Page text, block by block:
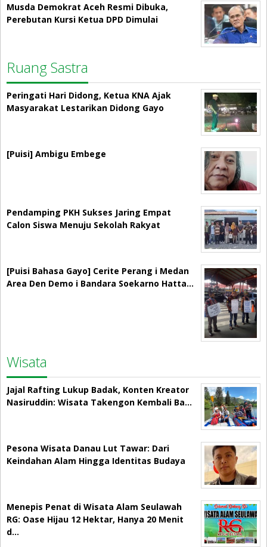
Musda Demokrat Aceh Resmi Dibuka,
Perebutan Kursi Ketua DPD Dimulai
Ruang Sastra
Peringati Hari Didong, Ketua KNA Ajak
Masyarakat Lestarikan Didong Gayo
[Puisi] Ambigu Embege
Pendamping PKH Sukses Jaring Empat
Calon Siswa Menuju Sekolah Rakyat
[Puisi Bahasa Gayo] Cerite Perang i Medan
Area Den Demo i Bandara Soekarno Hatta…
Wisata
Jajal Rafting Lukup Badak, Konten Kreator
Nasiruddin: Wisata Takengon Kembali Ba…
Pesona Wisata Danau Lut Tawar: Dari
Keindahan Alam Hingga Identitas Budaya
Menepis Penat di Wisata Alam Seulawah
RG: Oase Hijau 12 Hektar, Hanya 20 Menit
d…